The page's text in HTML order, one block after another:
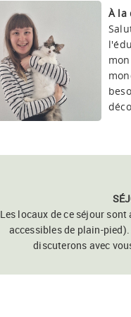
À la
Les locaux de ce séjour
accessibles de plain-
discuterons avec